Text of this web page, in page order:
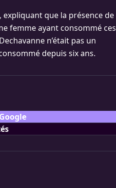
expliquant que la présence de
femme ayant consommé ces
n’était pas un
depuis six ans.